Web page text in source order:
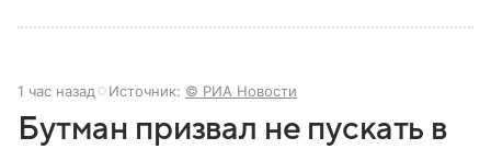
1 час назад Источник: © РИА Новости
Бутман призвал не пускать в